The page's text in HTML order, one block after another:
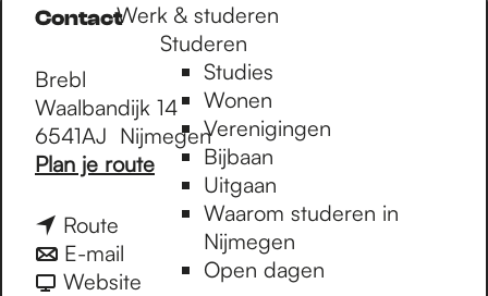
Werk & studeren
Studeren
Studies
Wonen
Verenigingen
Bijbaan
Uitgaan
Waarom studeren in
Nijmegen
Open dagen
Contact
Brebl
Waalbandijk 14
6541AJ Nijmegen
Plan je routen
Route
a
a
E-mail
a
Website